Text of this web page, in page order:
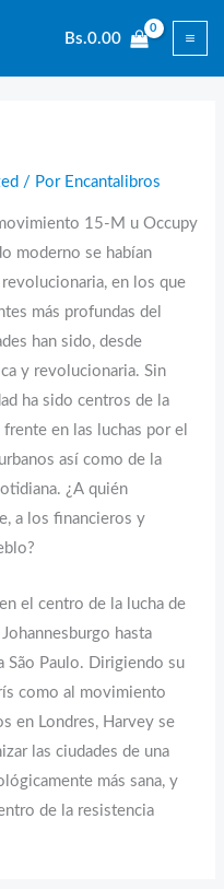
Bs.0.00
/ Por Encantalibros
15-M u Occupy
moderno se habían
en los que
más profundas del
han sido, desde
y revolucionaria. Sin
ha sido centros de la
en las luchas por el
así como de la
¿A quién
a los financieros y
el centro de la lucha de
hasta
São Paulo. Dirigiendo su
como al movimiento
en Londres, Harvey se
las ciudades de una
más sana, y
de la resistencia